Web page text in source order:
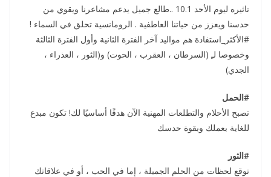
تاثيره ليوم الأحد 10.1 ..طالع جميل يدعم مشاعرنا ويقوي من
حدسنا ويعزز من حياتنا العاطفية . الرومانسية تحلق في السماء !
#الأكثر_استفادة هم مواليد آخر الفترة الثانية وأول الفترة الثالثة
وخصوصا لـِ (السرطان ، العقرب ، الحوت) و(الثور ، العذراء ،
الجدي)
#الحمل
تصبح الأحلام والتطلعات المهنية الآن هدفًا أساسيًا لك! تكون مبدع
للغاية بعملك وبقوة حدسك
#الثور
توقع لحظات من الحلم الجميلة ، إما في الحب ، أو في علاقاتك